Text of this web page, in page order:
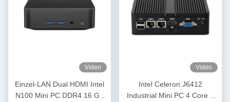
Video
Einzel-LAN Dual HDMI Intel
N100 Mini PC DDR4 16 GB
Video
Intel Celeron J6412
Industrial Mini PC 4 Core 4